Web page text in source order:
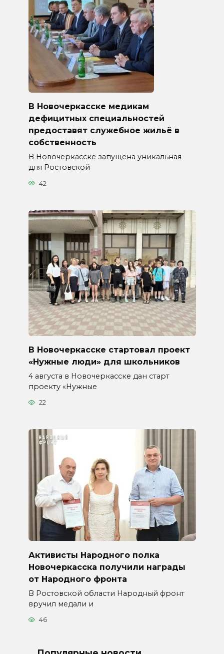
В Новочеркасске медикам
дефицитных специальностей
предоставят служебное жильё в
собственность
В Новочеркасске запущена уникальная
для Ростовской
42
В Новочеркасске стартовал проект
«Нужные люди» для школьников
4 августа в Новочеркасске дан старт
проекту «Нужные
22
Активисты Народного полка
Новочеркасска получили награды
от Народного фронта
В Ростовской области Народный фронт
вручил медали и
46